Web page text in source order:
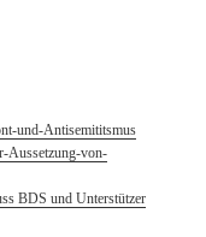
und-Antisemititsmus
Aussetzung-von-
BDS und Unterstützer